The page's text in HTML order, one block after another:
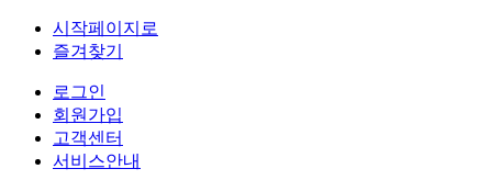
시작페이지로
즐겨찾기
로그인
회원가입
고객센터
서비스안내